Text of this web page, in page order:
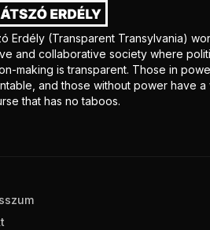
Erdély (Transparent Transylvania)
and collaborative society where
making is transparent. Those in
and those without power have
that has no taboos.